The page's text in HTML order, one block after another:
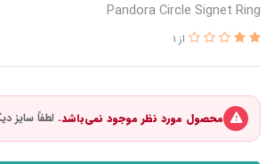
Pandora Circle Signet Ring
از 1
محصول مورد نظر موجود نمی‌باشد.